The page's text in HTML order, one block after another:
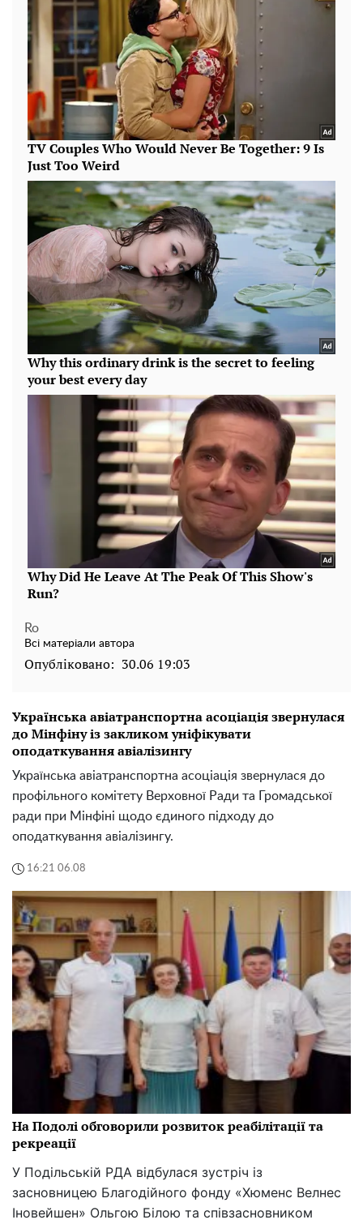
Ro
Всі матеріали автора
Опубліковано: 30.06 19:03
Українська авіатранспортна асоціація звернулася
до Мінфіну із закликом уніфікувати
оподаткування авіалізингу
Українська авіатранспортна асоціація звернулася до
профільного комітету Верховної Ради та Громадської
ради при Мінфіні щодо єдиного підходу до
оподаткування авіалізингу.
16:21 06.08
На Подолі обговорили розвиток реабілітації та
рекреації
У Подільській РДА відбулася зустріч із
засновницею Благодійного фонду «Хюменс Велнес
Іновейшен» Ольгою Білою та співзасновником